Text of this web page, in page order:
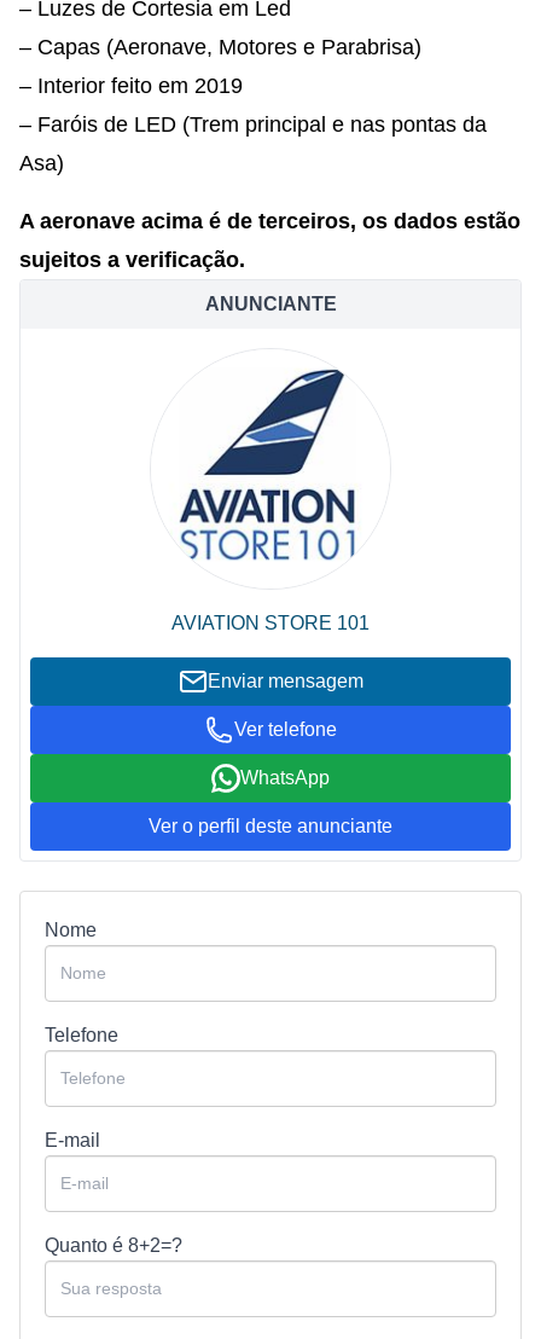
– Luzes de Cortesia em Led
– Capas (Aeronave, Motores e Parabrisa)
– Interior feito em 2019
– Faróis de LED (Trem principal e nas pontas da
Asa)
A aeronave acima é de terceiros, os dados estão
sujeitos a verificação.
ANUNCIANTE
AVIATION STORE 101
Enviar mensagem
Ver telefone
WhatsApp
Ver o perfil deste anunciante
Nome
Telefone
E-mail
Quanto é 8+2=?